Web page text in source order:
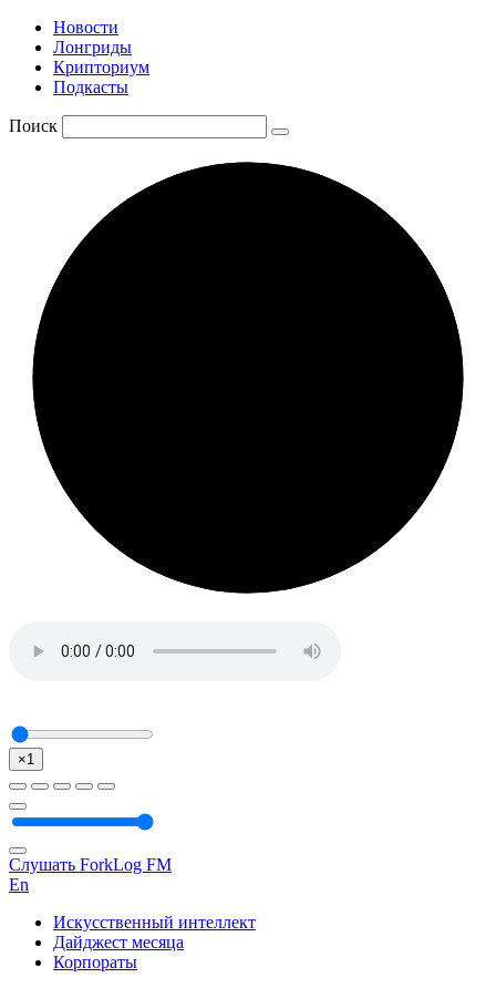
Новости
Лонгриды
Крипториум
Подкасты
Поиск
×1
Слушать ForkLog FM
En
Искусственный интеллект
Дайджест месяца
Корпораты